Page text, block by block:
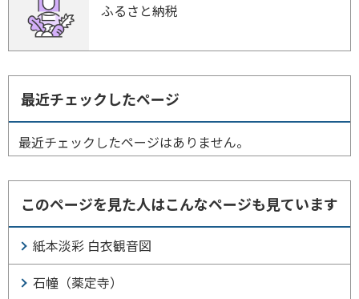
ふるさと納税
最近チェックしたページ
最近チェックしたページはありません。
このページを見た人はこんなページも見ています
紙本淡彩 白衣観音図
石幢（薬定寺）